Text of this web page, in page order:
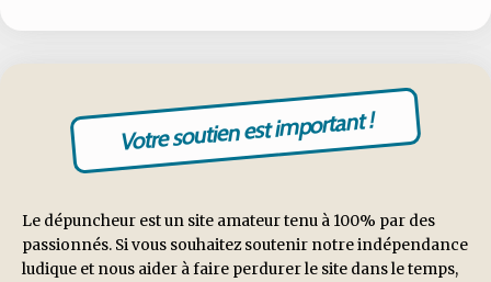
Votre soutien est important !
Le dépuncheur est un site amateur tenu à 100% par des
passionnés. Si vous souhaitez soutenir notre indépendance
ludique et nous aider à faire perdurer le site dans le temps,